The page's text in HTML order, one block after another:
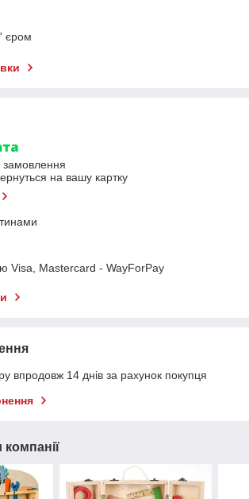
єром
замовлення
на вашу картку
Visa, Mastercard - WayForPay
впродовж 14 днів за рахунок покупця
компанії